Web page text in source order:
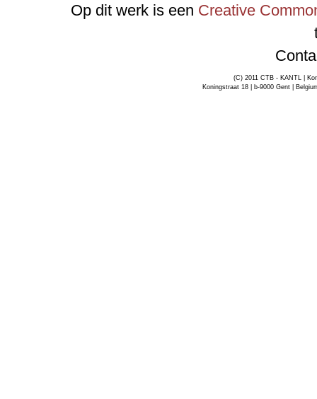
Op dit werk is een Creative
(C) 2011 CTB - KANTL |
Koningstraat 18 | b-9000 Gent |